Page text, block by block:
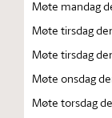
Møte mandag
Møte tirsdag
Møte tirsdag
Møte onsdag
Møte torsdag